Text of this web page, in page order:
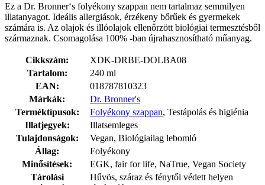
Ez a Dr. Bronner‘s folyékony szappan nem tartalmaz semmilyen
illatanyagot. Ideális allergiások, érzékeny bőrűek és gyermekek
számára is. Az olajok és illóolajok ellenőrzött biológiai termesztésből
származnak. Csomagolása 100% -ban újrahasznosítható műanyag.
Cikkszám:
XDK-DRBE-DOLBA08
Tartalom:
240 ml
EAN:
018787810323
Márkák:
Dr. Bronner's
Terméktípusok:
Folyékony szappan, Testápolás és higiénia
Illatjegyek:
Illatsemleges
Tulajdonságok:
Vegan, Biológiailag lebomló
Állag:
Folyékony
Minősítések:
EGK, fair for life, NaTrue, Vegan Society
Tárolási
Hűvös, száraz és fénytől védett helyen